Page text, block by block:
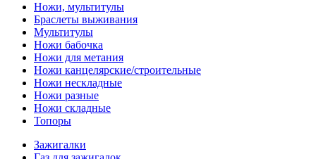
Ножи, мультитулы
Браслеты выживания
Мультитулы
Ножи бабочка
Ножи для метания
Ножи канцелярские/строительные
Ножи нескладные
Ножи разные
Ножи складные
Топоры
Зажигалки